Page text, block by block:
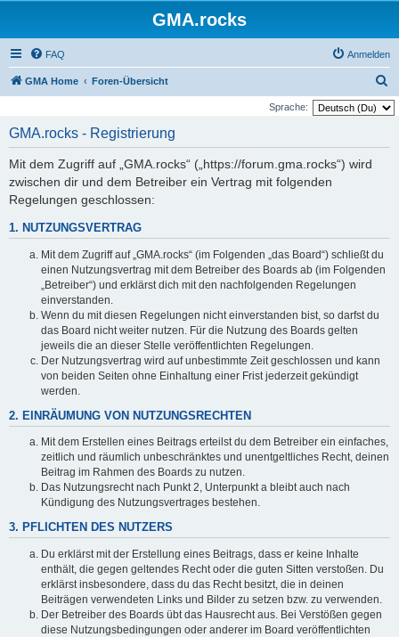
GMA.rocks
FAQ Anmelden
GMA Home Foren-Übersicht
u
Sprache:
GMA.rocks - Registrierung
Mit dem Zugriff auf „GMA.rocks“ („https://forum.gma.rocks“) wird
zwischen dir und dem Betreiber ein Vertrag mit folgenden
Regelungen geschlossen:
1. NUTZUNGSVERTRAG
Mit dem Zugriff auf „GMA.rocks“ (im Folgenden „das Board“) schließt du
einen Nutzungsvertrag mit dem Betreiber des Boards ab (im Folgenden
„Betreiber“) und erklärst dich mit den nachfolgenden Regelungen
einverstanden.
Wenn du mit diesen Regelungen nicht einverstanden bist, so darfst du
das Board nicht weiter nutzen. Für die Nutzung des Boards gelten
jeweils die an dieser Stelle veröffentlichten Regelungen.
Der Nutzungsvertrag wird auf unbestimmte Zeit geschlossen und kann
von beiden Seiten ohne Einhaltung einer Frist jederzeit gekündigt
werden.
2. EINRÄUMUNG VON NUTZUNGSRECHTEN
Mit dem Erstellen eines Beitrags erteilst du dem Betreiber ein einfaches,
zeitlich und räumlich unbeschränktes und unentgeltliches Recht, deinen
Beitrag im Rahmen des Boards zu nutzen.
Das Nutzungsrecht nach Punkt 2, Unterpunkt a bleibt auch nach
Kündigung des Nutzungsvertrages bestehen.
3. PFLICHTEN DES NUTZERS
Du erklärst mit der Erstellung eines Beitrags, dass er keine Inhalte
enthält, die gegen geltendes Recht oder die guten Sitten verstoßen. Du
erklärst insbesondere, dass du das Recht besitzt, die in deinen
Beiträgen verwendeten Links und Bilder zu setzen bzw. zu verwenden.
Der Betreiber des Boards übt das Hausrecht aus. Bei Verstößen gegen
diese Nutzungsbedingungen oder anderer im Board veröffentlichten